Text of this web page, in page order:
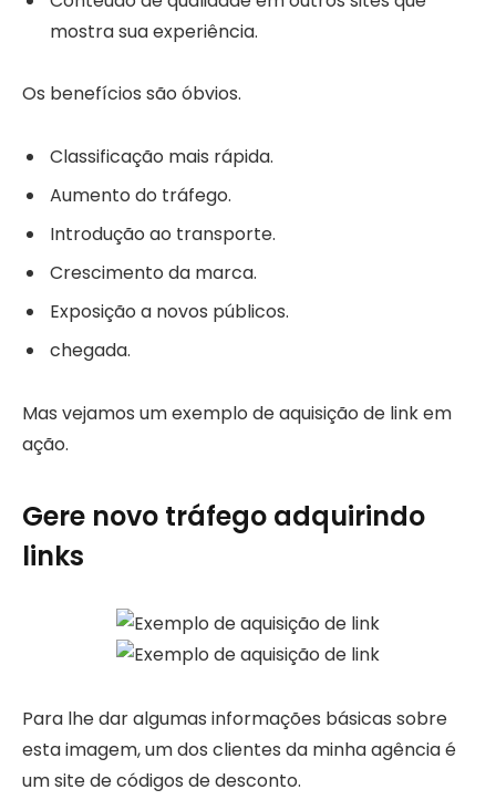
mostra sua experiência.
Os benefícios são óbvios.
Classificação mais rápida.
Aumento do tráfego.
Introdução ao transporte.
Crescimento da marca.
Exposição a novos públicos.
chegada.
Mas vejamos um exemplo de aquisição de link em
ação.
Gere novo tráfego adquirindo
links
Para lhe dar algumas informações básicas sobre
esta imagem, um dos clientes da minha agência é
um site de códigos de desconto.